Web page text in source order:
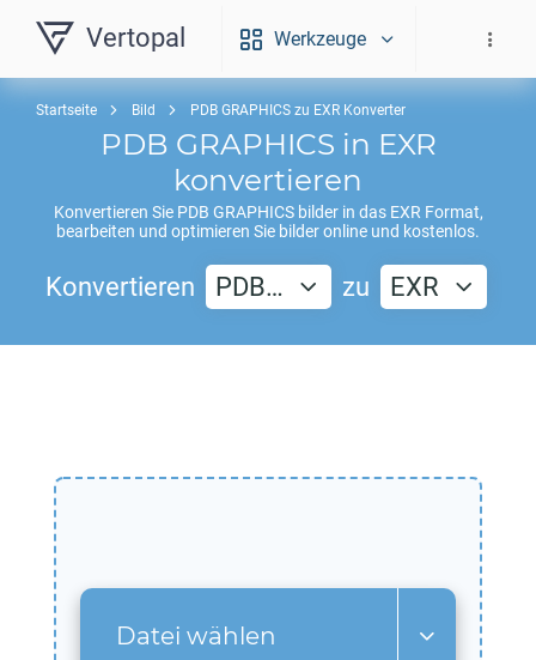
Vertopal Werkzeuge
Startseite Bild PDB GRAPHICS zu EXR Konverter
PDB GRAPHICS in EXR
konvertieren
Konvertieren Sie PDB GRAPHICSbilder in das EXR Format,
bearbeiten und optimieren Sie bilder online und kostenlos.
Konvertieren PDB… zu EXR
Datei wählen